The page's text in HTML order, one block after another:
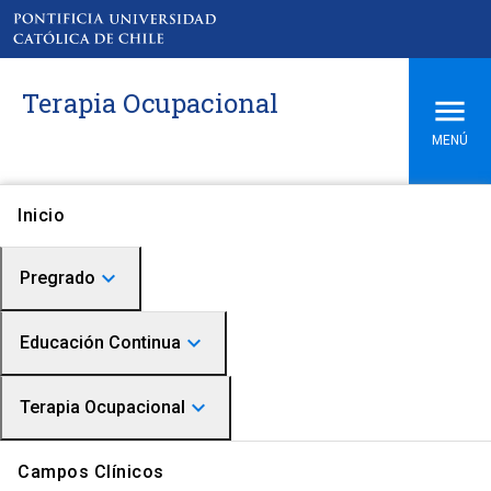
Terapia Ocupacional
MENÚ
Inicio
Pregrado keyboard_arrow_down
Admisión
Malla Curricular y Plan de Estudios
Perfil de Egreso
Educación Continua keyboard_arrow_down
Cursos
Equipo
Terapia Ocupacional keyboard_arrow_down
Terapia Ocupacional
Campos Clínicos
Avanza UC: Académicos